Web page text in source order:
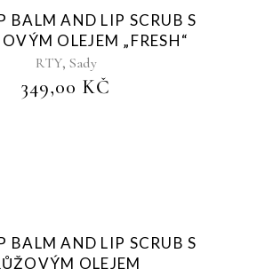
Sold
BALM AND LIP SCRUB S
OLEJEM „FRESH“
RTY, Sady
349,00 KČ
Sold
BALM AND LIP SCRUB S
OLEJEM